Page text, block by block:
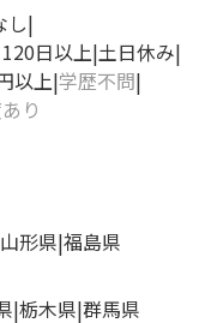
し
日以上 土日休み
以上 学歴不問
り
山形県 福島県
栃木県 群馬県